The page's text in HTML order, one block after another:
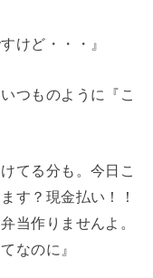
けど・・・』
つものように『こ
てる分も。今日こ
す？現金払い！！
当作りませんよ。
なのに』